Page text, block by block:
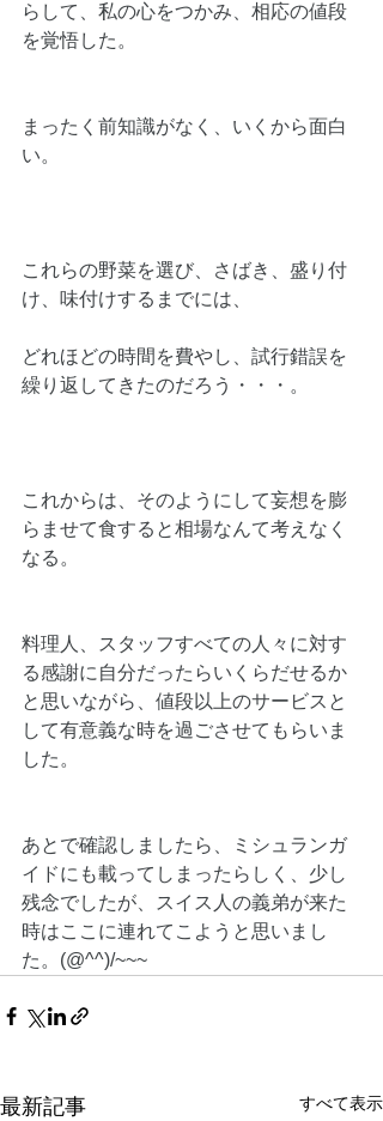
らして、私の心をつかみ、相応の値段
を覚悟した。
まったく前知識がなく、いくから面白
い。
これらの野菜を選び、さばき、盛り付
け、味付けするまでには、
どれほどの時間を費やし、試行錯誤を
繰り返してきたのだろう・・・。
これからは、そのようにして妄想を膨
らませて食すると相場なんて考えなく
なる。
料理人、スタッフすべての人々に対す
る感謝に自分だったらいくらだせるか
と思いながら、値段以上のサービスと
して有意義な時を過ごさせてもらいま
した。
あとで確認しましたら、ミシュランガ
イドにも載ってしまったらしく、少し
残念でしたが、スイス人の義弟が来た
時はここに連れてこようと思いまし
た。(@^^)/~~~
最新記事 すべて表示